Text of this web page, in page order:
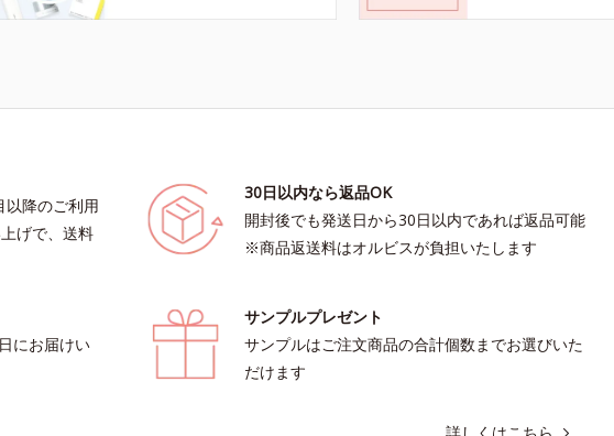
以降のご利用
げで、送料
30日以内なら返品OK
開封後でも発送日から30日以内であれば返品可能
※商品返送料はオルビスが負担いたします
にお届けい
サンプルプレゼント
サンプルはご注文商品の合計個数までお選びいた
だけます